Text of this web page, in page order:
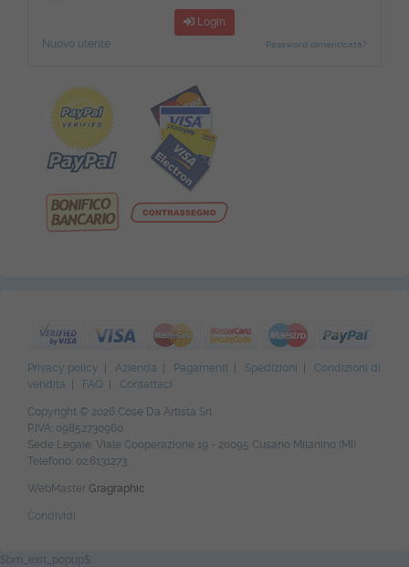
Login
Nuovo utente
Password dimenticata?
Privacy policy Azienda Pagamenti Spedizioni
Condizioni di
vendita
FAQ Contattaci
Copyright © 2026 Cose Da Artista Srl
P.IVA: 09852730960
Sede Legale: Viale Cooperazione 19 - 20095 Cusano Milanino (MI)
Telefono: 02.6131273
WebMaster Gragraphic
Condividi
$bm_exit_popup$